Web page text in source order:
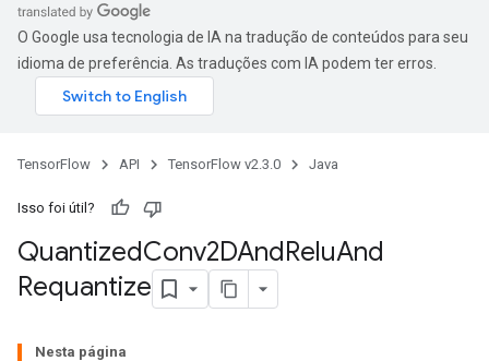
O Google usa tecnologia de IA na tradução de conteúdos para seu
idioma de preferência. As traduções com IA podem ter erros.
TensorFlow API TensorFlow v2.3.0 Java
Isso foi útil?
QuantizedConv2DAndReluAnd
Requantize
Nesta página